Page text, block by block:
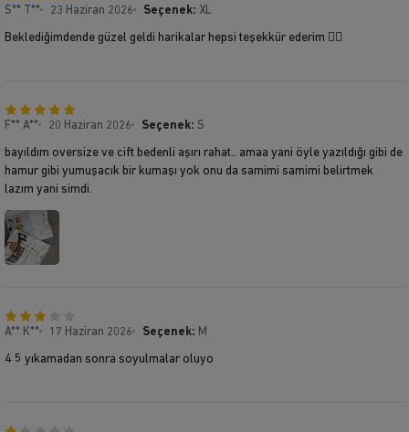
S** T** 23 Haziran 2026 Seçenek: XL
Beklediğimdende güzel geldi harikalar hepsi teşekkür ederim 👍🏻
F** A** 20 Haziran 2026 Seçenek: S
bayıldım oversize ve cift bedenli aşırı rahat.. amaa yani öyle yazıldığı gibi de
hamur gibi yumuşacık bir kumaşı yok onu da samimi samimi belirtmek
lazım yani simdi.
A** K** 17 Haziran 2026 Seçenek: M
4 5 yıkamadan sonra soyulmalar oluyo